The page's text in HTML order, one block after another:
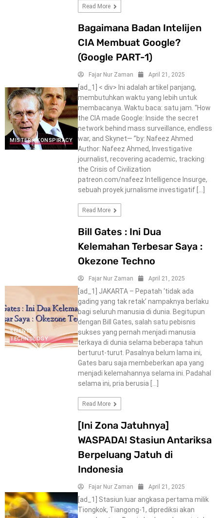
Read More
MISTERY-KONSPIRACY
Bagaimana Badan Intelijen
CIA Membuat Google?
(Google PART-1)
Fajar Nur Zaman April 21, 2025
[ad_1] < div> Ini adalah artikel panjang,
membutuhkan waktu yang lebih untuk
membacanya. Waktu baca: satu jam. “How
the CIA made Google: Inside the secret
network behind mass surveillance, endless
war, and Skynet— ”by: Nafeez Ahmed
Author: Nafeez Ahmed, Investigative
journalist, recovering academic, tracking
the Crisis of Civilization
patreon.com/nafeez Intelligence Insurge,
sebuah proyek jurnalisme investigatif […]
Read More
SCIENCE-
TECHNOLOGY
Bill Gates : Ini Dua
Kelemahan Terbesar Saya :
Okezone Techno
Fajar Nur Zaman April 21, 2025
[ad_1] JAKARTA – Pepatah ‘tidak ada
gading yang tak retak’ nampaknya berlaku
bagi seluruh manusia di dunia. Begitupun
dengan Bill Gates, salah satu pebisnis
sukses yang pernah menjadi manusia
terkaya di dunia selama beberapa tahun
berturut-turut. Pasalnya belum lama ini,
Gates baru saja membeberkan apa yang
menjadi kelemahannya selama ini. Padahal
selama ini, pria berusia […]
Read More
[Ini Zona Jatuhnya]
WASPADA! Stasiun Antariksa
Berpeluang Jatuh di
Indonesia
Fajar Nur Zaman April 21, 2025
[ad_1] Stasiun luar angkasa pertama milik
Tiongkok, Tiangong-1, diprediksi akan